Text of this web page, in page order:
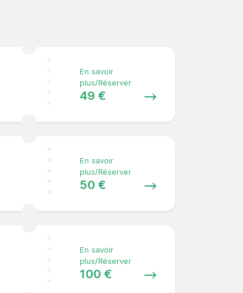
En savoir
plus/Réserver
49 €
En savoir
plus/Réserver
50 €
En savoir
plus/Réserver
100 €